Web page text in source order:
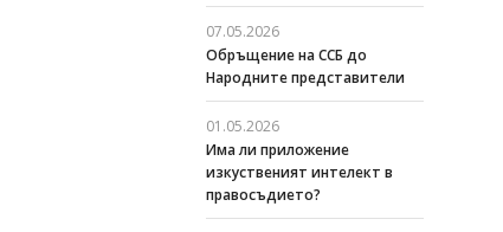
07.05.2026
Обръщение на ССБ до
Народните представители
01.05.2026
Има ли приложение
изкуственият интелект в
правосъдието?